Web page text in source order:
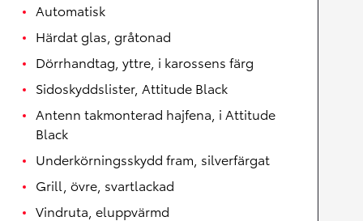
Automatisk
Härdat glas, gråtonad
Dörrhandtag, yttre, i karossens färg
Sidoskyddslister, Attitude Black
Antenn takmonterad hajfena, i Attitude
Black
Underkörningsskydd fram, silverfärgat
Grill, övre, svartlackad
Vindruta, eluppvärmd